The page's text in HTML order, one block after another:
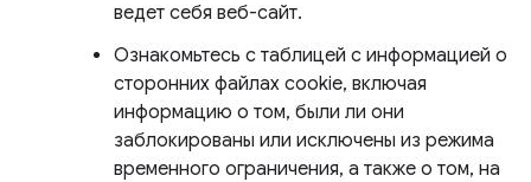
ведет себя веб-сайт.
Ознакомьтесь с таблицей с информацией о
сторонних файлах cookie, включая
информацию о том, были ли они
заблокированы или исключены из режима
временного ограничения, а также о том, на